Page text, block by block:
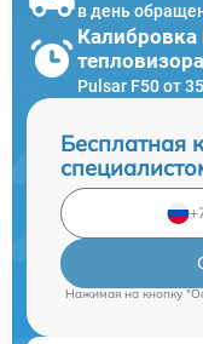
в день
Калибровка
тепловизора
Pulsar F50 от
Бесплатная
Нажимая на кнопку